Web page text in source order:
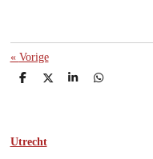
« Vorige
D
D
S
D
Utrecht